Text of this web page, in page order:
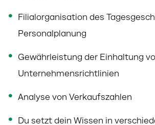
Filialorganisation des
Personalplanung
Gewährleistung der Einhaltung
Unternehmensrichtlinien
Analyse von Verkaufszahlen
Du setzt dein Wissen in